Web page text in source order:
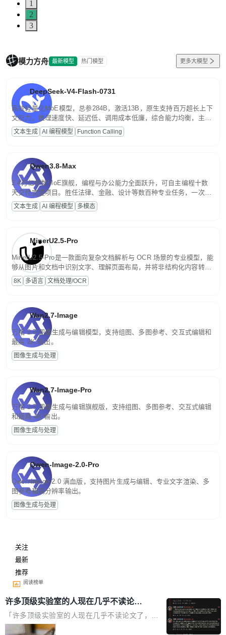
1
2
3
模力方舟 最新模型 热门模型 更多大模型
DeepSeek-V4-Flash-0731
高效轻量化MoE模型，总参284B，激活13B，原生支持百万超长上下
文能力。推理速度快、延迟低、调用成本低廉，综合能力均衡，主打
高并发、轻量化任务，适合日常对话、内容创作、基础 RAG、批量
文案处理等普惠刚需场景。
文本生成 AI 编程模型 Function Calling
Qwen3.8-Max
2.4万亿参数MoE旗舰，编程与办公能力全面跃升，可自主编程十数
天交付完整项目。胜任法律、金融、设计等数百种专业任务，一次对
话端到端交付生产级成果。原生视觉理解贯穿规划、执行与验证全流
程，支持超长文档与长视频的深度语义解析。长程任务中自主规划与
文本生成 AI 编程模型 多模态
MinerU2.5-Pro
MinerU2.5-Pro是一款面向复杂文档解析与 OCR 场景的专业模型，能
够从图片和文档中识别文字、理解页面布局，并将非结构化内容转换
为便于存储、检索和二次处理的结构化结果。
8K 多语言 文档处理/OCR
Wan2.7-Image
万相 2.7 图像生成与编辑模型，支持组图、多图参考、交互式编辑和
最高 2K 输出。
图像生成与处理
Wan2.7-Image-Pro
万相 2.7 图像生成与编辑旗舰版，支持组图、多图参考、交互式编辑
和最高 4K 输出。
图像生成与处理
Qwen-Image-2.0-Pro
Qwen-Image-2.0 满血版，支持图片生成与编辑、专业文字渲染、多
图参考和高分辨率输出。
图像生成与处理
关注
最新
推荐
阅读榜单
许多顶级实验室的人现在几乎不读论文
了
「许多顶级实验室的人现在几乎不读论文了，而
且他们认为 ICLR/ICML/NeurIPS 充斥着大量过
局